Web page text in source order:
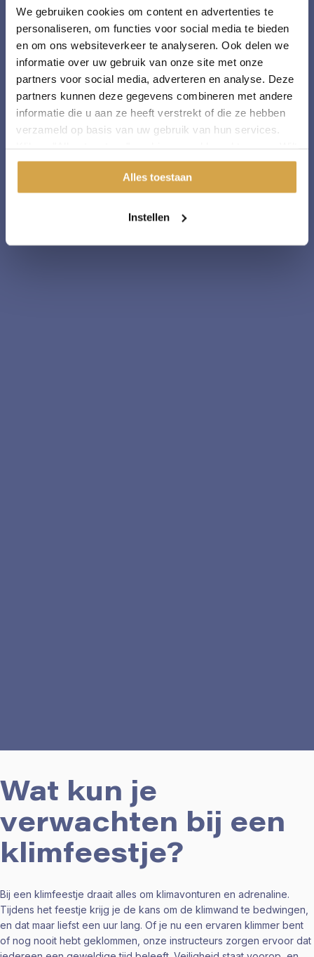
We gebruiken cookies om content en advertenties te
personaliseren, om functies voor social media te bieden
en om ons websiteverkeer te analyseren. Ook delen we
informatie over uw gebruik van onze site met onze
partners voor social media, adverteren en analyse. Deze
partners kunnen deze gegevens combineren met andere
informatie die u aan ze heeft verstrekt of die ze hebben
verzameld op basis van uw gebruik van hun services.
u liever geen cookies, klik dan op "instellen". Op onze
kunt u meer lezen over onze cookies.
Alles toestaan
Instellen
Wat kun je
verwachten bij een
klimfeestje?
Bij een klimfeestje draait alles om klimavonturen en adrenaline.
Tijdens het feestje krijg je de kans om de klimwand te bedwingen,
en dat maar liefst een uur lang. Of je nu een ervaren klimmer bent
of nog nooit hebt geklommen, onze instructeurs zorgen ervoor dat